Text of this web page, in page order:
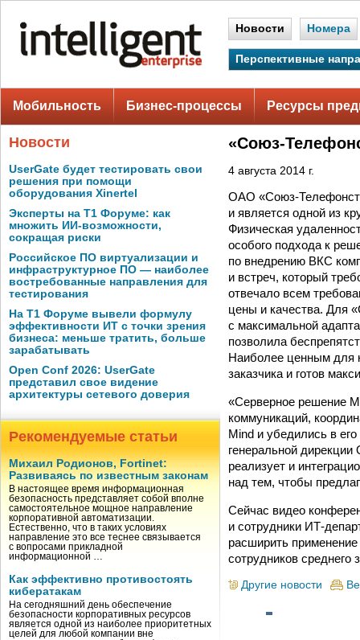
Новости Номера
Перспективные
Мобильность Бизнес-процессы Ресурсы
Новости
UserGate будет тестировать свои
решения при помощи
оборудования Xinertel
Эксперты на Т1 Форуме: как
множить ИИ-возможности,
сокращая риски
Российское ПО виртуализации и
инфраструктурное ПО — наиболее
востребованные направления для
тестирования
На Т1 Форуме вывели формулу
эффективности ИТ с точки зрения
бизнеса: меньше тратить, больше
зарабатывать
Open Conf 2026: UserGate
представил свое видение
архитектуры сетевого доверия
Рекомендуемые статьи
Михаил Родионов, Fortinet:
Развиваясь по известным законам
В настоящее время информационная
безопасность представляет собой вполне
самостоятельное мощное направление
корпоративной автоматизации.
Естественно, что в таких условиях
направление это все теснее связывается
с вопросами прикладной
информационной …
Как эффективно противостоять
кибератакам
На сегодняшний день обеспечение
безопасности корпоративных ресурсов
является одной из наиболее приоритетных
целей для любой компании вне
«Союз-
4 августа 2014 г.
ОАО «Союз-
и является одной из
Физическая
особого подхода к
по внедрению ВКС
и встреч, который
отвечало всем
цены и качества. Для
с максимальной
позволила
Наиболее ценным для
заказчика и готов
«Серверное решение
коммуникаций,
Mind и убедились в
генеральной
реализует и
над тем, чтобы
Сейчас видео
и сотрудники ИТ-
расширить
сотрудников среднего
Другие новости